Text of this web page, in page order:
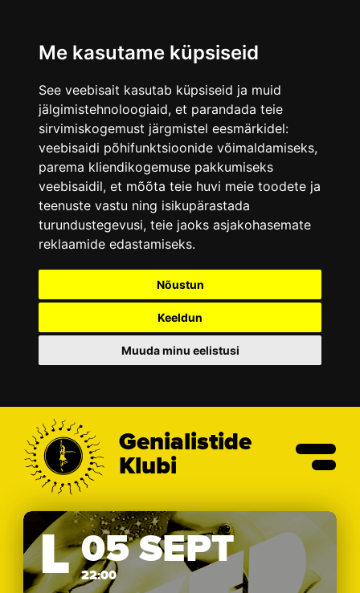
Me kasutame küpsiseid
See veebisait kasutab küpsiseid ja muid
jälgimistehnoloogiaid, et parandada teie
sirvimiskogemust järgmistel eesmärkidel:
veebisaidi põhifunktsioonide võimaldamiseks,
parema kliendikogemuse pakkumiseks
veebisaidil, et mõõta teie huvi meie toodete ja
teenuste vastu ning isikupärastada
turundustegevusi, teie jaoks asjakohasemate
reklaamide edastamiseks.
Nõustun
Keeldun
Muuda minu eelistusi
Genialistide
Klubi
L 05 SEPT
22:00